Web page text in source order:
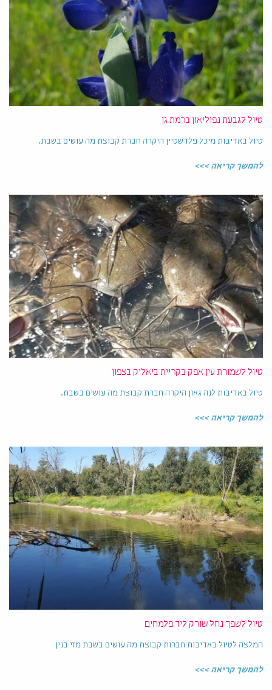
טיול לגבעת נפוליאון ברמת גן
טיול באדיבות מיכל פלדשטיין היקרה חברת קבוצת מה עושים בשבת.
להמשך קריאה >>>
טיול לשמורת עין אפק בקריית ביאליק בצפון
טיול באדיבות לנה גאון היקרה חברת קבוצת מה עושים בשבת.
להמשך קריאה >>>
טיול לשפך נחל שורק ליד פלמחים
המלצה לטיול באדיבות חברות קבוצת מה עושים בשבת מזי בנין
להמשך קריאה >>>